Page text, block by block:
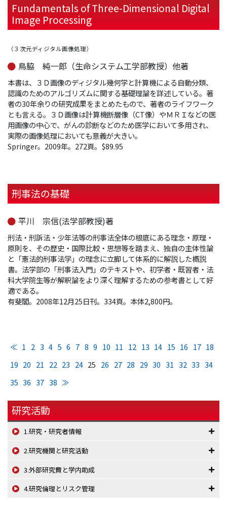
Fundamentals of Three-Dimensional Digital
Image Processing
（３次元ディジタル画像処理）
鳥脇 純一郎（生命システム工学部教授）他著
本書は、３Ｄ画像のディジタル幾何学と計算機による自動分類、
認識のためのアルゴリズムに関する基礎理論を詳述している。著
者の30年余りの研究成果をまとめたもので、著者のライフワーク
とも言える。３Ｄ画像は計算機断層像（CT像）やＭＲＩなどの医
用画像の中心で、がんの診断などのため医学において多用され、
実際の画像処理においても意義が大きい。
Springer。2009年。272頁。$89.95
刑事法の基礎
平川 宗信(法学部教授)著
刑法・刑訴法・少年法等の刑事法全体の根底にある理念・原理・
原則を、その歴史・国際比較・思想等を踏まえ、独自の主体性論
と「憲法的刑事法学」の理念に立脚して体系的に解説した概説
書。法学部の「刑事法入門」のテキストや、初学者・既習者・法
科大学院生等が解釈論をより深く理解するための参考書として好
適である。
有斐閣。2008年12月25日刊。334頁。本体2,800円。
≪ 1 2 3 4 5 6 7 8 9 10 11 12 13 14 15 16 17 18
19 20 21 22 23 24 25 26 27 28 29 30 31 32 33 34
35 36 37 38 ≫
研究活動
1.研究・研究者情報
2.研究機関と研究活動
3.外部研究費と学内助成
4.研究倫理とリスク管理